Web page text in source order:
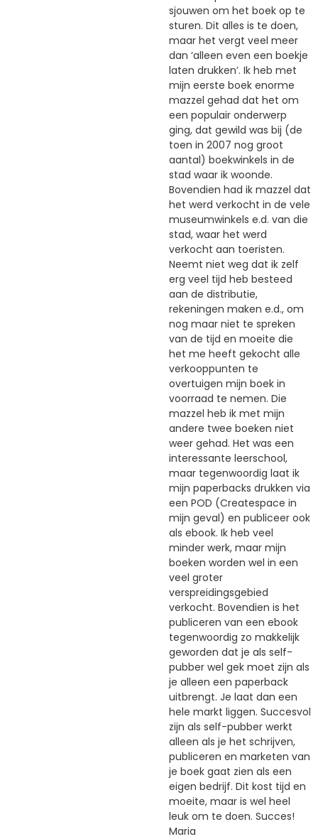
sjouwen om het boek op te
sturen. Dit alles is te doen,
maar het vergt veel meer
dan ‘alleen even een boekje
laten drukken’. Ik heb met
mijn eerste boek enorme
mazzel gehad dat het om
een populair onderwerp
ging, dat gewild was bij (de
toen in 2007 nog groot
aantal) boekwinkels in de
stad waar ik woonde.
Bovendien had ik mazzel dat
het werd verkocht in de vele
museumwinkels e.d. van die
stad, waar het werd
verkocht aan toeristen.
Neemt niet weg dat ik zelf
erg veel tijd heb besteed
aan de distributie,
rekeningen maken e.d., om
nog maar niet te spreken
van de tijd en moeite die
het me heeft gekocht alle
verkooppunten te
overtuigen mijn boek in
voorraad te nemen. Die
mazzel heb ik met mijn
andere twee boeken niet
weer gehad. Het was een
interessante leerschool,
maar tegenwoordig laat ik
mijn paperbacks drukken via
een POD (Createspace in
mijn geval) en publiceer ook
als ebook. Ik heb veel
minder werk, maar mijn
boeken worden wel in een
veel groter
verspreidingsgebied
verkocht. Bovendien is het
publiceren van een ebook
tegenwoordig zo makkelijk
geworden dat je als self-
pubber wel gek moet zijn als
je alleen een paperback
uitbrengt. Je laat dan een
hele markt liggen. Succesvol
zijn als self-pubber werkt
alleen als je het schrijven,
publiceren en marketen van
je boek gaat zien als een
eigen bedrijf. Dit kost tijd en
moeite, maar is wel heel
leuk om te doen. Succes!
Maria